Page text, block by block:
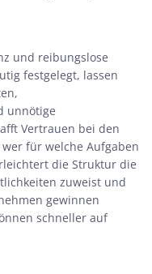
und reibungslose
festgelegt, lassen
unnötige
Vertrauen bei den
für welche Aufgaben
die Struktur die
zuweist und
gewinnen
schneller auf